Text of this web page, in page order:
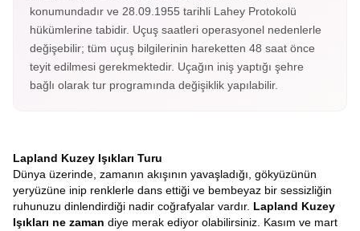
konumundadır ve 28.09.1955 tarihli Lahey Protokolü
hükümlerine tabidir. Uçuş saatleri operasyonel nedenlerle
değişebilir; tüm uçuş bilgilerinin hareketten 48 saat önce
teyit edilmesi gerekmektedir. Uçağın iniş yaptığı şehre
bağlı olarak tur programında değişiklik yapılabilir.
Lapland Kuzey Işıkları Turu
Dünya üzerinde, zamanın akışının yavaşladığı, gökyüzünün
yeryüzüne inip renklerle dans ettiği ve bembeyaz bir sessizliğin
ruhunuzu dinlendirdiği nadir coğrafyalar vardır. Lapland Kuzey
Işıkları ne zaman diye merak ediyor olabilirsiniz. Kasım ve mart